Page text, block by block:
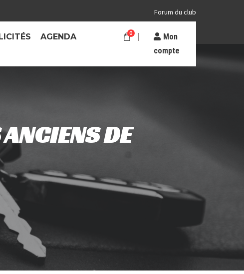
Forum du club
AGENDA
0
Mon
compte
DE